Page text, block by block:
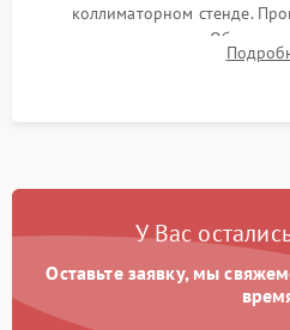
коллиматорном стенде.
механизма поправок.
ударном стенде для
У Вас
Оставьте заявку, мы